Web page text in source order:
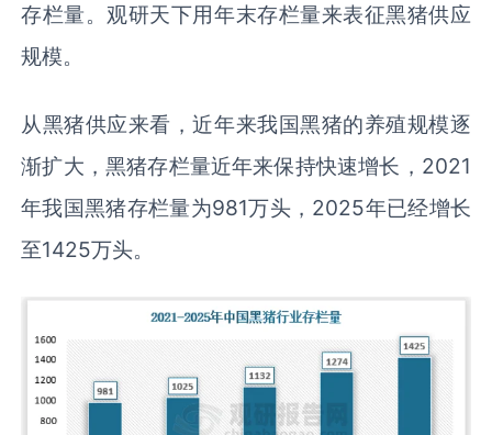
存栏量。观研天下用年末存栏量来表征黑猪供应
规模。
从黑猪供应来看，近年来我国黑猪的养殖规模逐
渐扩大，黑猪存栏量近年来保持快速增长，2021
年我国黑猪存栏量为981万头，2025年已经增长
至1425万头。